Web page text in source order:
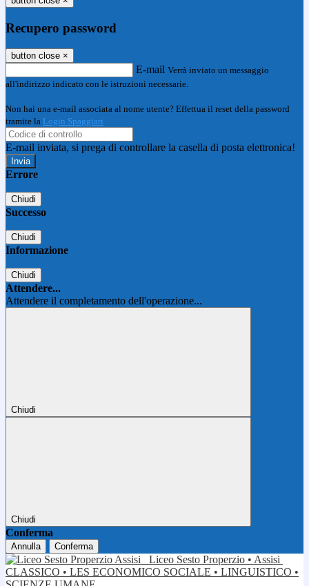
Recupero password
button close ×
E-mail Verrà inviato un messaggio
all'indirizzo indicato con le istruzioni necessarie.
Non hai una e-mail associata al nome utente? Effettua il reset della password
tramite la Login Spaggiari
E-mail inviata, si prega di controllare la casella di posta elettronica!
Errore
Chiudi
Successo
Chiudi
Informazione
Chiudi
Attendere...
Attendere il completamento dell'operazione...
Chiudi
Chiudi
Conferma
Annulla Conferma
Liceo Sesto Properzio • Assisi
CLASSICO • LES ECONOMICO SOCIALE • LINGUISTICO •